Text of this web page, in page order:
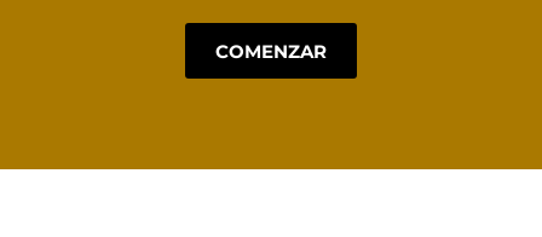
COMENZAR